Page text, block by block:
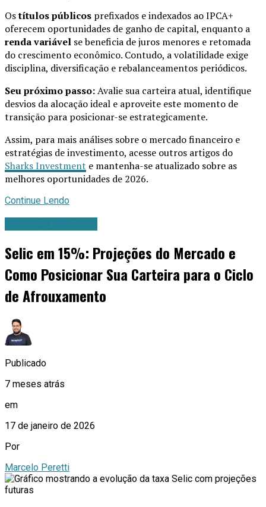
Ostítulos públicos prefixados e indexados ao IPCA+
oferecem oportunidades de ganho de capital, enquanto a
renda variável se beneficia de juros menores e retomada
do crescimento econômico. Contudo, a volatilidade exige
disciplina, diversificação e rebalanceamentos periódicos.
Seu próximo passo:Avalie sua carteira atual, identifique
desvios da alocação ideal e aproveite este momento de
transição para posicionar-se estrategicamente.
Assim, para mais análises sobre o mercado financeiro e
estratégias de investimento, acesse outros artigos do
Sharks Investment e mantenha-se atualizado sobre as
melhores oportunidades de 2026.
Continue Lendo
Selic em 15%: Projeções do Mercado e
Como Posicionar Sua Carteira para o Ciclo
de Afrouxamento
Publicado
7 meses atrás
em
17 de janeiro de 2026
Por
Marcelo Peretti